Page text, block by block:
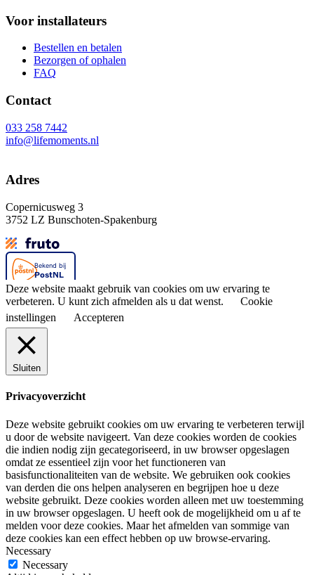
Voor installateurs
Bestellen en betalen
Bezorgen of ophalen
FAQ
Contact
033 258 7442
info@lifemoments.nl
Adres
Copernicusweg 3
3752 LZ Bunschoten-Spakenburg
Deze website maakt gebruik van cookies om uw ervaring te
verbeteren. U kunt zich afmelden als u dat wenst.
Cookie
instellingen
Accepteren
Sluiten
Privacyoverzicht
Deze website gebruikt cookies om uw ervaring te verbeteren terwijl
u door de website navigeert. Van deze cookies worden de cookies
die indien nodig zijn gecategoriseerd, in uw browser opgeslagen
omdat ze essentieel zijn voor het functioneren van
basisfunctionaliteiten van de website. We gebruiken ook cookies
van derden die ons helpen analyseren en begrijpen hoe u deze
website gebruikt. Deze cookies worden alleen met uw toestemming
in uw browser opgeslagen. U heeft ook de mogelijkheid om u af te
melden voor deze cookies. Maar het afmelden van sommige van
deze cookies kan een effect hebben op uw browse-ervaring.
Necessary
Necessary